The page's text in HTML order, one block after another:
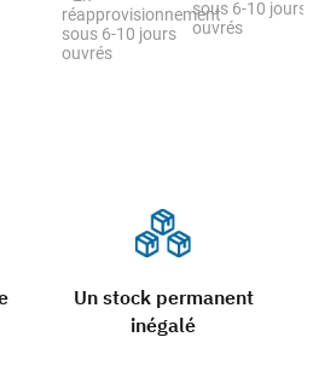
Un stock permanent
inégalé
réapprovisionnement
sous 6-10 jours
ouvrés
sous 6-10 jours
ouvrés